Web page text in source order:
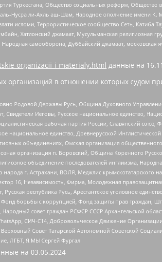
Туркестана, Общество социальных реформ,
Нусра ли-Ахль аш-Шам, Народное ополчение имени
исломи, Террористическое сообщество Сеть,
Хатлонский джамаат, Мусульманская
самооборона, Дуббайский джамаат,
organizacii-i-materialy.html данные на
в отношении которых судом
Родовой Державы Русь, Община Духовного
Иеговы, Русское национальное единство,
рабочая партия России, Славянский
национальное единство, Древнерусской
объединениях, Омская организация
организация п. Боровский, Община Коренного
объединение последователей инглиизма,
г. Астрахани, ВОЛЯ, Меджлис крымскотатарского
16, Независимость, Фирма, Молодежная
Русская республика Русь, Арестантское уголовное
борьбы с коррупцией, Фонд защиты прав граждан,
совет граждан РСФСР СССР Архангельской
СИЧ-С14, Добровольческое Движение
Совет Татарской Автономной Советской
ЛГБТ, Я.МЫ Сергей Фургал
на 03.05.2024